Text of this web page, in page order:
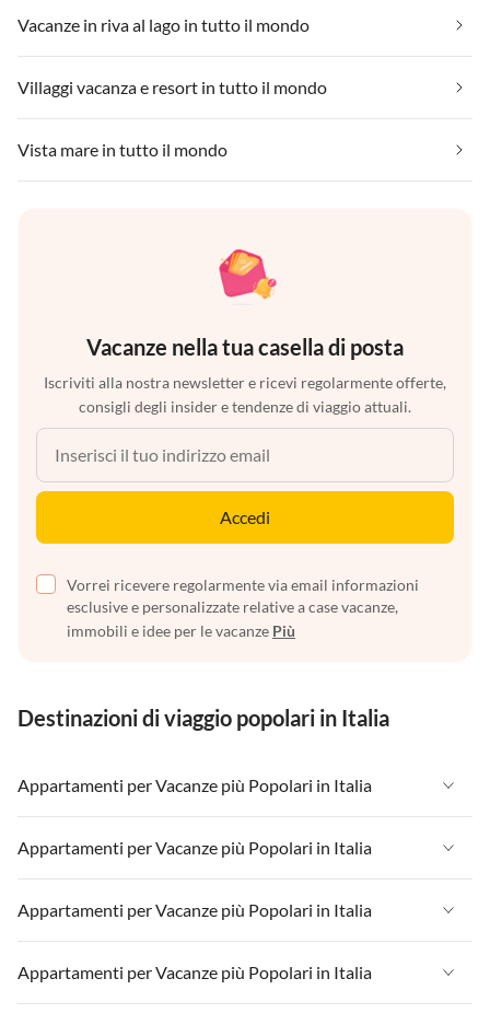
Vacanze in riva al lago in tutto il mondo
Villaggi vacanza e resort in tutto il mondo
Vista mare in tutto il mondo
Vacanze nella tua casella di posta
Iscriviti alla nostra newsletter e ricevi regolarmente offerte,
consigli degli insider e tendenze di viaggio attuali.
Accedi
Vorrei ricevere regolarmente via email informazioni
esclusive e personalizzate relative a case vacanze,
immobili e idee per le vacanze Più
Destinazioni di viaggio popolari in Italia
Appartamenti per Vacanze più Popolari in Italia
Appartamenti per Vacanze in Italia
Appartamenti per Vacanze in Liguria
Appartamenti per Vacanze in Lombardia
Appartamenti per Vacanze in Lago di Garda
Appartamenti per Vacanze più Popolari in Italia
Appartamenti per Vacanze in Italia
Appartamenti per Vacanze in Liguria
Appartamenti per Vacanze in Lombardia
Appartamenti per Vacanze più Popolari in Italia
Appartamenti per Vacanze in Italia
Appartamenti per Vacanze in Liguria
Appartamenti per Vacanze più Popolari in Italia